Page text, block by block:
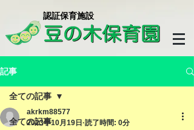
​認証保育施設
記事
全ての記事
全ての記事
akrkm88577
2023年10月19日 読了時間: 0分